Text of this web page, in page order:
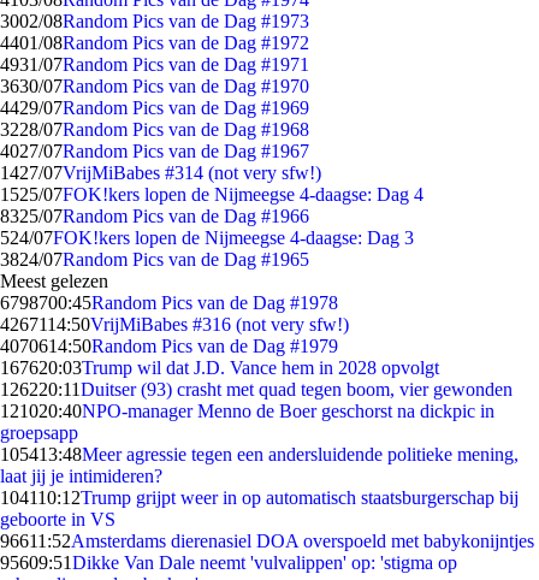
3002/08Random Pics van de Dag #1973
4401/08Random Pics van de Dag #1972
4931/07Random Pics van de Dag #1971
3630/07Random Pics van de Dag #1970
4429/07Random Pics van de Dag #1969
3228/07Random Pics van de Dag #1968
4027/07Random Pics van de Dag #1967
1427/07VrijMiBabes #314 (not very sfw!)
1525/07FOK!kers lopen de Nijmeegse 4-daagse: Dag 4
8325/07Random Pics van de Dag #1966
524/07FOK!kers lopen de Nijmeegse 4-daagse: Dag 3
3824/07Random Pics van de Dag #1965
Meest gelezen
6798700:45Random Pics van de Dag #1978
4267114:50VrijMiBabes #316 (not very sfw!)
4070614:50Random Pics van de Dag #1979
167620:03Trump wil dat J.D. Vance hem in 2028 opvolgt
126220:11Duitser (93) crasht met quad tegen boom, vier gewonden
121020:40NPO-manager Menno de Boer geschorst na dickpic in
groepsapp
105413:48Meer agressie tegen een andersluidende politieke mening,
laat jij je intimideren?
104110:12Trump grijpt weer in op automatisch staatsburgerschap bij
geboorte in VS
96611:52Amsterdams dierenasiel DOA overspoeld met babykonijntjes
95609:51Dikke Van Dale neemt 'vulvalippen' op: 'stigma op